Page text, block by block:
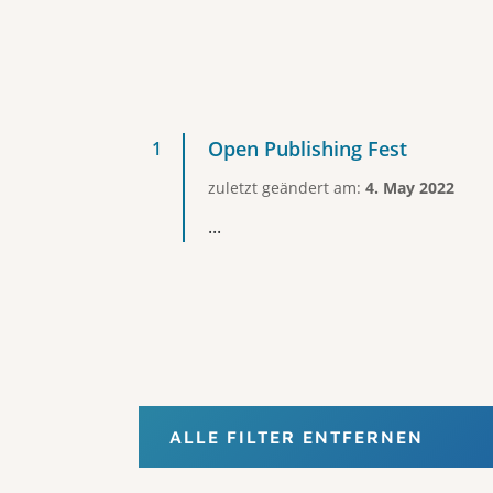
Open Publishing Fest
zuletzt geändert am: 4. May 2022
...
ALLE FILTER ENTFERNEN